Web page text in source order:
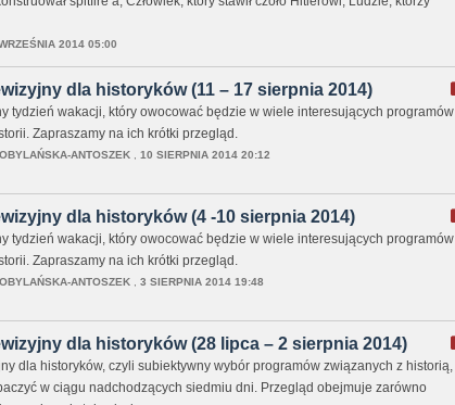
2014 05:00
dla historyków (11 – 17 sierpnia 2014)
tydzień wakacji, który owocować będzie w wiele interesujących programów
Zapraszamy na ich krótki przegląd.
ANTOSZEK, 10 SIERPNIA 2014 20:12
dla historyków (4 -10 sierpnia 2014)
tydzień wakacji, który owocować będzie w wiele interesujących programów
Zapraszamy na ich krótki przegląd.
ANTOSZEK, 3 SIERPNIA 2014 19:48
dla historyków (28 lipca – 2 sierpnia 2014)
dla historyków, czyli subiektywny wybór programów związanych z historią,
w ciągu nadchodzących siedmiu dni. Przegląd obejmuje zarówno